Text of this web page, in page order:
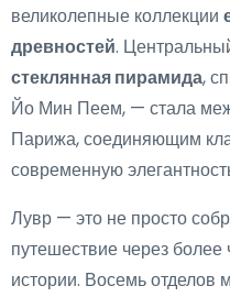
великолепные коллекции
древностей.
стеклянная пирамида,
Йо Мин Пеем, — стала
Парижа, соединяющим
современную
Лувр — это не просто
путешествие через
истории. Восемь отделов